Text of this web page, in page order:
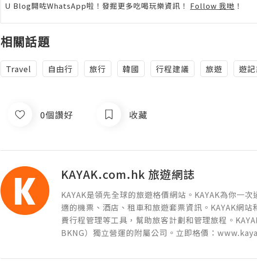
U Blog開咗WhatsApp啦！發掘更多吃喝玩樂資訊！ Follow 我哋 ！
相關話題
Travel 自由行 旅行 韓國 行程建議 旅遊 遊
0個讚好 收藏
KAYAK.com.hk 旅遊網誌
KAYAK是領先全球的旅遊格價網站。KAYAK為你一
適的機票、酒店、租車和旅遊套票資訊。KAYAK網
費行程管理等工具，幫助旅客計劃和管理旅程。
BKNG）獨立營運的附屬公司。立即格價：